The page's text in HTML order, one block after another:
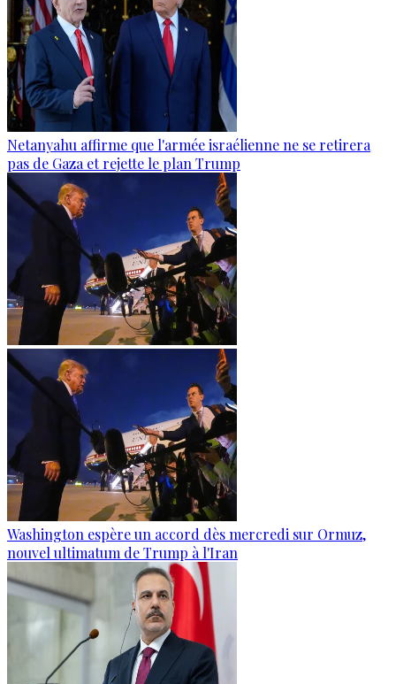
Netanyahu affirme que l'armée israélienne ne se retirera
pas de Gaza et rejette le plan Trump
Washington espère un accord dès mercredi sur Ormuz,
nouvel ultimatum de Trump à l'Iran